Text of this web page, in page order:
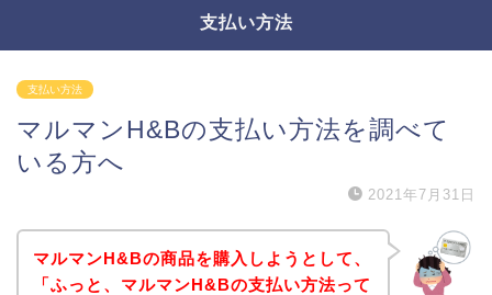
支払い方法
支払い方法
マルマンH&Bの支払い方法を調べて
いる方へ
2021年7月31日
マルマンH&Bの商品を購入しようとして、
「ふっと、マルマンH&Bの支払い方法って